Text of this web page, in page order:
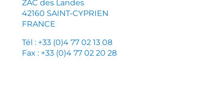
ZAC des Landes
42160 SAINT-CYPRIEN
FRANCE
Tél : +33 (0)4 77 02 13 08
Fax : +33 (0)4 77 02 20 28